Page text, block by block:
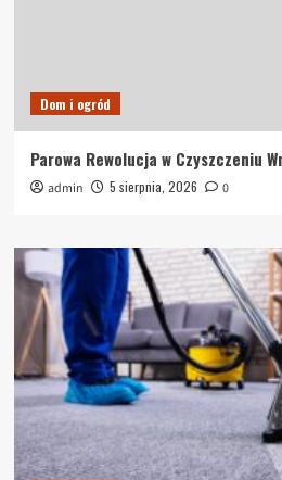
Dom i ogród
Parowa Rewolucja w Czyszczeniu
admin 5 sierpnia, 2026 0